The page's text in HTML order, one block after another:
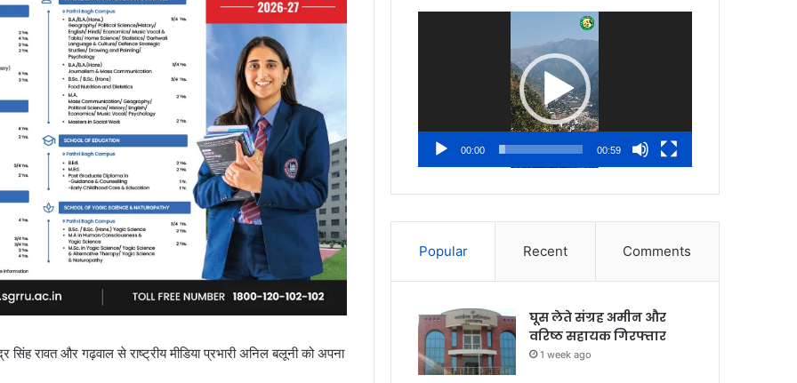
सिंह रावत और गढ़वाल से राष्ट्रीय मीडिया प्रभारी अनिल बलूनी को अपना
00:00 00:59
Popular Recent Comments
घूस लेते संग्रह अमीन और
वरिष्ठ सहायक गिरफ्तार
1 week ago